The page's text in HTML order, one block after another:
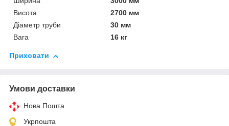
Висота
2700 мм
Діаметр труби
30 мм
Вага
16 кг
Приховати
Умови доставки
Нова Пошта
Укрпошта